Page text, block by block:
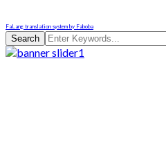
FaLang translation system by Faboba
Search